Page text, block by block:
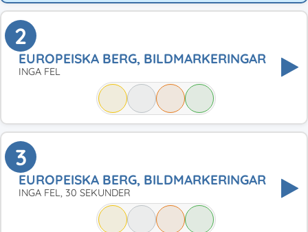
2
EUROPEISKA BERG, BILDMARKERINGAR
INGA FEL
3
EUROPEISKA BERG, BILDMARKERINGAR
INGA FEL, 30 SEKUNDER